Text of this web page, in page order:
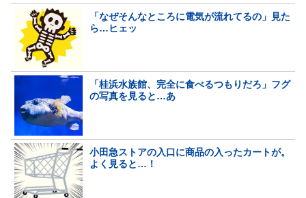
「なぜそんなところに電気が流れてるの」見た
ら…ヒェッ
「桂浜水族館、完全に食べるつもりだろ」フグ
の写真を見ると…あ
小田急ストアの入口に商品の入ったカートが。
よく見ると…！